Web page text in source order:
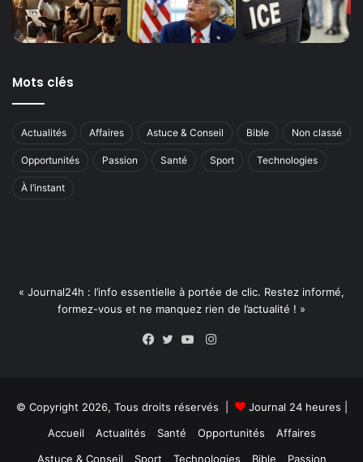
Mots clés
Actualités Affaires Astuce & Conseil Bible Non classé
Opportunités Passion Santé Sport Technologies
À l’instant
« Journal24h : l’info essentielle à portée de clic. Restez informé,
formez-vous et ne manquez rien de l’actualité ! »
Instagram
© Copyright 2026, Tous droits réservés | Journal 24 heures
Accueil
Actualités Santé Opportunités
Affaires
Astuce & Conseil
Sport Technologies Bible Passion